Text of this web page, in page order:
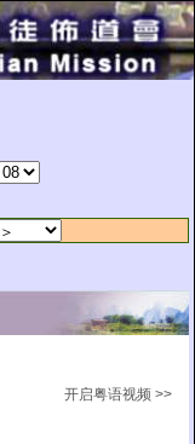
开启粤语视频 >>